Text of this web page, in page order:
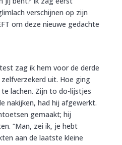
verschijnen op zijn
om deze nieuwe gedachte
zag ik hem voor de derde
uit. Hoe ging
lachen. Zijn to do-lijstjes
nakijken, had hij afgewerkt.
gemaakt; hij
“Man, zei ik, je hebt
aan de laatste kleine